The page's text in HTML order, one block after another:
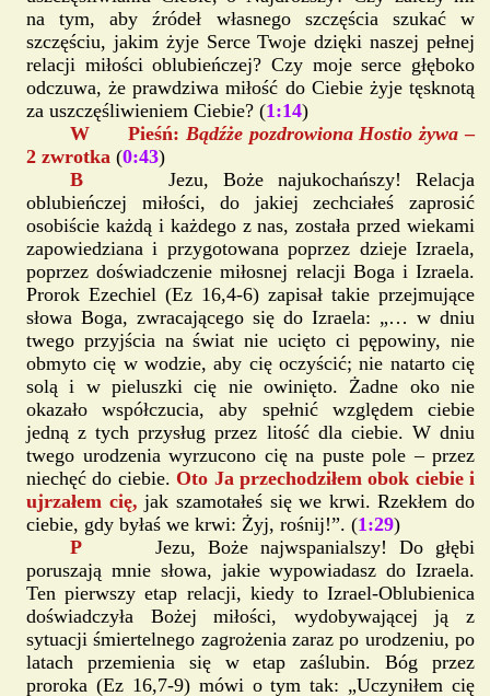
na tym, aby źródeł własnego szczęścia szukać w
szczęściu, jakim żyje Serce Twoje dzięki naszej pełnej
relacji miłości oblubieńczej? Czy moje serce głęboko
odczuwa, że prawdziwa miłość do Ciebie żyje tęsknotą
za uszczęśliwieniem Ciebie? (1:14)
W Pieśń: Bądźże pozdrowiona Hostio żywa–
2 zwrotka (0:43)
B Jezu, Boże najukochańszy! Relacja
oblubieńczej miłości, do jakiej zechciałeś zaprosić
osobiście każdą i każdego z nas, została przed wiekami
zapowiedziana i przygotowana poprzez dzieje Izraela,
poprzez doświadczenie miłosnej relacji Boga i Izraela.
Prorok Ezechiel (Ez 16,4-6) zapisał takie przejmujące
słowa Boga, zwracającego się do Izraela: „… w dniu
twego przyjścia na świat nie ucięto ci pępowiny, nie
obmyto cię w wodzie, aby cię oczyścić; nie natarto cię
solą i w pieluszki cię nie owinięto. Żadne oko nie
okazało współczucia, aby spełnić względem ciebie
jedną z tych przysług przez litość dla ciebie. W dniu
twego urodzenia wyrzucono cię na puste pole – przez
niechęć do ciebie. Oto Ja przechodziłem obok ciebie i
ujrzałem cię,jak szamotałeś się we krwi. Rzekłem do
ciebie, gdy byłaś we krwi: Żyj, rośnij!”. (1:29)
P Jezu, Boże najwspanialszy! Do głębi
poruszają mnie słowa, jakie wypowiadasz do Izraela.
Ten pierwszy etap relacji, kiedy to Izrael-Oblubienica
doświadczyła Bożej miłości, wydobywającej ją z
sytuacji śmiertelnego zagrożenia zaraz po urodzeniu, po
latach przemienia się w etap zaślubin. Bóg przez
proroka (Ez 16,7-9) mówi o tym tak: „Uczyniłem cię